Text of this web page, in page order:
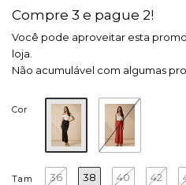
Compre 3 e pague 2!
Você pode aproveitar esta
loja.
Não acumulável com algumas
Cor
Tam 36 38 40 42